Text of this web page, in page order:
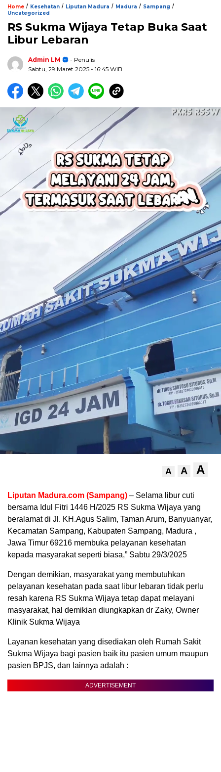
Home / Kesehatan / Liputan Madura / Madura / Sampang /
Uncategorized
RS Sukma Wijaya Tetap Buka Saat
Libur Lebaran
Admin LM
- Penulis
Sabtu, 29 Maret 2025 - 16:45 WIB
A A A
Liputan Madura.com (Sampang) – Selama libur cuti
bersama Idul Fitri 1446 H/2025 RS Sukma Wijaya yang
beralamat di Jl. KH.Agus Salim, Taman Arum, Banyuanyar,
Kecamatan Sampang, Kabupaten Sampang, Madura ,
Jawa Timur 69216 membuka pelayanan kesehatan
kepada masyarakat seperti biasa,” Sabtu 29/3/2025
Dengan demikian, masyarakat yang membutuhkan
pelayanan kesehatan pada saat libur lebaran tidak perlu
resah karena RS Sukma Wijaya tetap dapat melayani
masyarakat, hal demikian diungkapkan dr Zaky, Owner
Klinik Sukma Wijaya
Layanan kesehatan yang disediakan oleh Rumah Sakit
Sukma Wijaya bagi pasien baik itu pasien umum maupun
pasien BPJS, dan lainnya adalah :
ADVERTISEMENT